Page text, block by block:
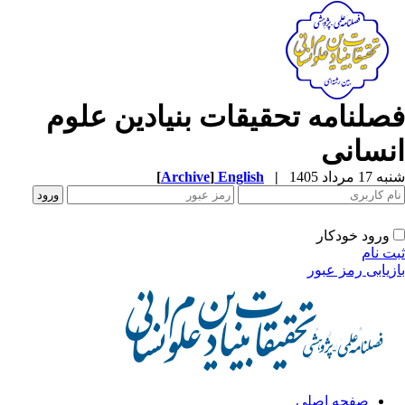
تحقیقات بنیادین علوم
|
English
[Archive
اصلی